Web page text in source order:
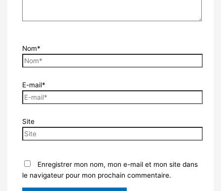
Nom*
E-mail*
Site
Enregistrer mon nom, mon e-mail et mon site dans
le navigateur pour mon prochain commentaire.